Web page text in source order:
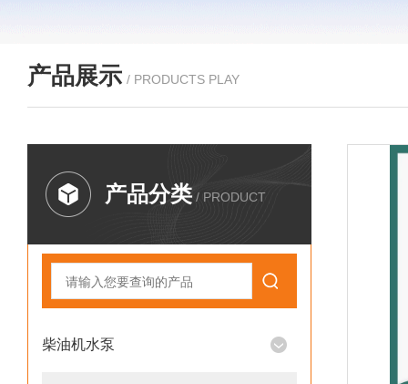
产品展示 / PRODUCTS PLAY
产品分类 / PRODUCT
柴油机水泵